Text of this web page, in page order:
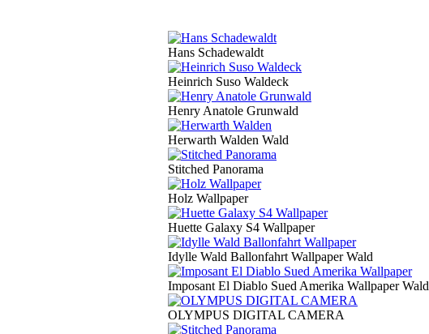
Hans Schadewaldt
Heinrich Suso Waldeck
Henry Anatole Grunwald
Herwarth Walden Wald
Stitched Panorama
Holz Wallpaper
Huette Galaxy S4 Wallpaper
Idylle Wald Ballonfahrt Wallpaper Wald
Imposant El Diablo Sued Amerika Wallpaper Wald
OLYMPUS DIGITAL CAMERA